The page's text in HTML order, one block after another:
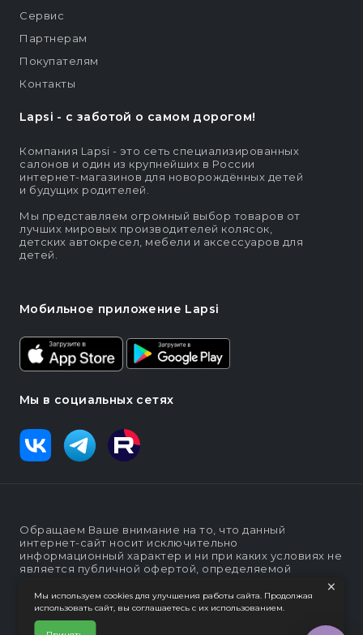
Lapsi - c заботой о самом дорогом!
Компания Lapsi - это сеть специализированных
салонов и один из крупнейших в России
интернет-магазинов для новорождённых детей
и будущих родителей.
Мы представляем огромный выбор товаров от
лучших мировых производителей колясок,
детских автокресел, мебели и аксессуаров для
детей.
Мобильное приложение Lapsi
Мы в социальных сетях
Сервис
Партнерам
Покупателям
Контакты
Обращаем Ваше внимание на то, что данный
интернет-сайт носит исключительно
информационный характер и ни при каких условиях не
является публичной офертой, определяемой
положениями статьи п. 2 ст. 437 Гражданского кодекса
Российской Федерации
Политика конфеденциальности
×
Мы используем cookies для улучшения работы сайта. Продолжая
использовать сайт, вы соглашаетесь с их использованием.